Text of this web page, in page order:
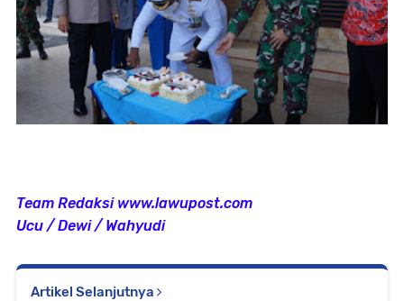
Team Redaksi www.lawupost.com
Ucu / Dewi / Wahyudi
Artikel Selanjutnya